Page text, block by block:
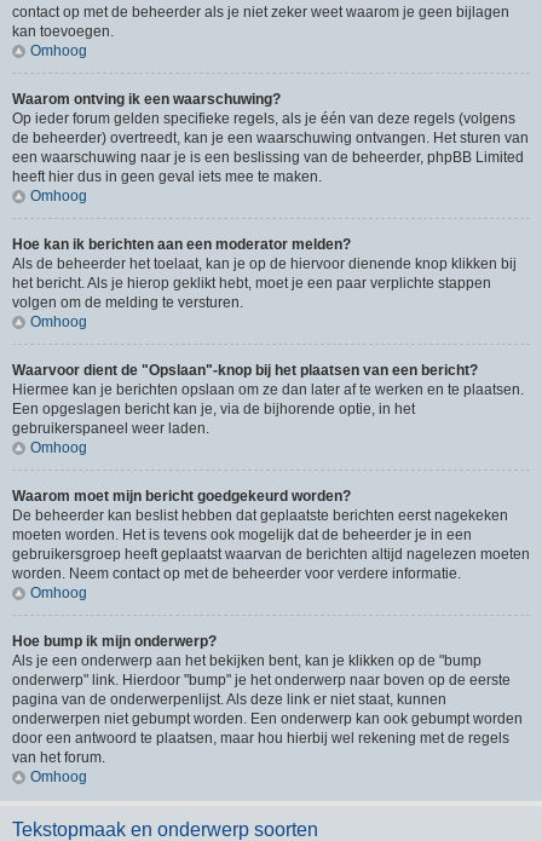
contact op met de beheerder als je niet zeker weet waarom je geen bijlagen
kan toevoegen.
Omhoog
Waarom ontving ik een waarschuwing?
Op ieder forum gelden specifieke regels, als je één van deze regels (volgens
de beheerder) overtreedt, kan je een waarschuwing ontvangen. Het sturen van
een waarschuwing naar je is een beslissing van de beheerder, phpBB Limited
heeft hier dus in geen geval iets mee te maken.
Omhoog
Hoe kan ik berichten aan een moderator melden?
Als de beheerder het toelaat, kan je op de hiervoor dienende knop klikken bij
het bericht. Als je hierop geklikt hebt, moet je een paar verplichte stappen
volgen om de melding te versturen.
Omhoog
Waarvoor dient de "Opslaan"-knop bij het plaatsen van een bericht?
Hiermee kan je berichten opslaan om ze dan later af te werken en te plaatsen.
Een opgeslagen bericht kan je, via de bijhorende optie, in het
gebruikerspaneel weer laden.
Omhoog
Waarom moet mijn bericht goedgekeurd worden?
De beheerder kan beslist hebben dat geplaatste berichten eerst nagekeken
moeten worden. Het is tevens ook mogelijk dat de beheerder je in een
gebruikersgroep heeft geplaatst waarvan de berichten altijd nagelezen moeten
worden. Neem contact op met de beheerder voor verdere informatie.
Omhoog
Hoe bump ik mijn onderwerp?
Als je een onderwerp aan het bekijken bent, kan je klikken op de "bump
onderwerp" link. Hierdoor "bump" je het onderwerp naar boven op de eerste
pagina van de onderwerpenlijst. Als deze link er niet staat, kunnen
onderwerpen niet gebumpt worden. Een onderwerp kan ook gebumpt worden
door een antwoord te plaatsen, maar hou hierbij wel rekening met de regels
van het forum.
Omhoog
Tekstopmaak en onderwerp soorten